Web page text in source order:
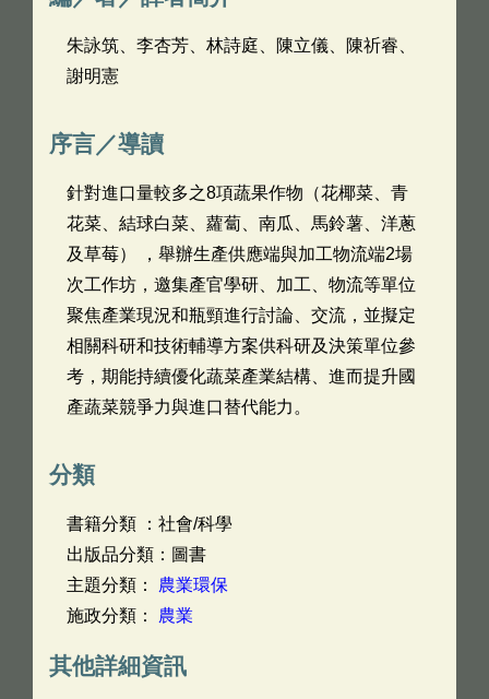
朱詠筑、李杏芳、林詩庭、陳立儀、陳祈睿、
謝明憲
序言／導讀
針對進口量較多之8項蔬果作物（花椰菜、青
花菜、結球白菜、蘿蔔、南瓜、馬鈴薯、洋蔥
及草莓） ，舉辦生產供應端與加工物流端2場
次工作坊，邀集產官學研、加工、物流等單位
聚焦產業現況和瓶頸進行討論、交流，並擬定
相關科研和技術輔導方案供科研及決策單位參
考，期能持續優化蔬菜產業結構、進而提升國
產蔬菜競爭力與進口替代能力。
分類
書籍分類 ：社會/科學
出版品分類：圖書
主題分類： 農業環保
施政分類： 農業
其他詳細資訊